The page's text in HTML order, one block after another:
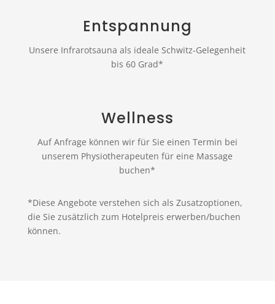
Entspannung
Unsere Infrarotsauna als ideale Schwitz-Gelegenheit
bis 60 Grad*
Wellness
Auf Anfrage können wir für Sie einen Termin bei
unserem Physiotherapeuten für eine Massage
buchen*
*Diese Angebote verstehen sich als Zusatzoptionen,
die Sie zusätzlich zum Hotelpreis erwerben/buchen
können.